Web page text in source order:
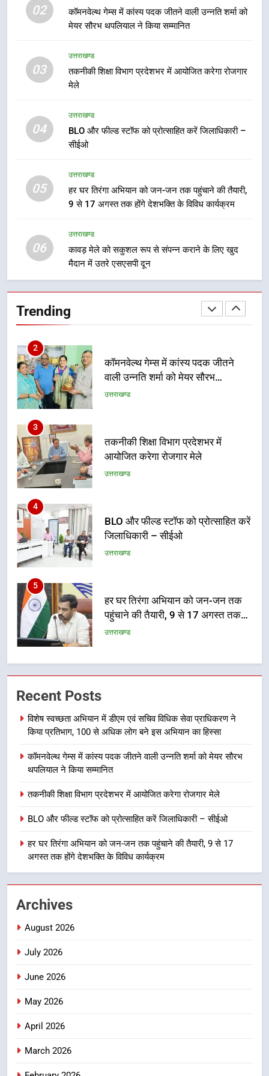
02
कॉमनवेल्थ गेम्स में कांस्य पदक जीतने वाली उन्नति शर्मा को
मेयर सौरभ थपलियाल ने किया सम्मानित
03
उत्तराखण्ड
तकनीकी शिक्षा विभाग प्रदेशभर में आयोजित करेगा रोजगार
मेले
04
उत्तराखण्ड
BLO और फील्ड स्टॉफ को प्रोत्साहित करें जिलाधिकारी –
सीईओ
05
उत्तराखण्ड
हर घर तिरंगा अभियान को जन-जन तक पहुंचाने की तैयारी,
9 से 17 अगस्त तक होंगे देशभक्ति के विविध कार्यक्रम
06
उत्तराखण्ड
कावड़ मेले को सकुशल रूप से संपन्न कराने के लिए खुद
मैदान में उतरे एसएसपी दून
Trending
कावड़ मेले को सकुशल रूप से संपन्न कराने
के लिए खुद मैदान में उतरे एसएसपी दून
7
सम्मानित
उत्तराखण्ड
मुख्यमंत्री चौम्पियनशिप ट्रॉफी का मंच,
न्याय पंचायत से राज्य स्तर तक होगा
उत्तराखण्ड
1
विशेष स्वच्छता अभियान में डीएम एवं सचिव
विधिक सेवा प्राधिकरण ने किया प्रतिभाग,
100 से अधिक लोग बने इस अभियान का
2
थपलियाल ने किया सम्मानित
उत्तराखण्ड
3
उत्तराखण्ड
4
उत्तराखण्ड
5
होंगे देशभक्ति के विविध कार्यक्रम
उत्तराखण्ड
6
के लिए खुद मैदान में उतरे एसएसपी दून
7
मुख्यमंत्री ने तीलू रौतेली एवं आंगनबाड़ी
सम्मानित
उत्तराखण्ड
8
मुख्यमंत्री चौम्पियनशिप ट्रॉफी का मंच,
न्याय पंचायत से राज्य स्तर तक होगा
प्रतिभा का प्रदर्शन
उत्तराखण्ड
1
विशेष स्वच्छता अभियान में डीएम एवं सचिव
2
3
Recent Posts
विशेष स्वच्छता अभियान में डीएम एवं सचिव विधिक सेवा प्राधिकरण ने
किया प्रतिभाग, 100 से अधिक लोग बने इस अभियान का हिस्सा
कॉमनवेल्थ गेम्स में कांस्य पदक जीतने वाली उन्नति शर्मा को मेयर सौरभ
थपलियाल ने किया सम्मानित
तकनीकी शिक्षा विभाग प्रदेशभर में आयोजित करेगा रोजगार मेले
BLO और फील्ड स्टॉफ को प्रोत्साहित करें जिलाधिकारी – सीईओ
हर घर तिरंगा अभियान को जन-जन तक पहुंचाने की तैयारी, 9 से 17
अगस्त तक होंगे देशभक्ति के विविध कार्यक्रम
Archives
August 2026
July 2026
June 2026
May 2026
April 2026
March 2026